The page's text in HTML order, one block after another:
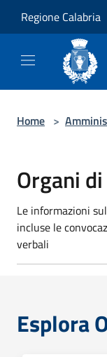
Regione Calabria
Home >
Organi
Le informazioni
incluse le
verbali
Esplora